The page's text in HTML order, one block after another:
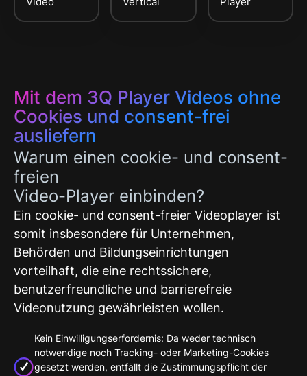
Mit dem 3Q Player Videos ohne
Cookies und consent-frei
ausliefern
Warum einen cookie- und consent-
freien
Video-Player einbinden?
Ein cookie- und consent-freier Videoplayer ist
somit insbesondere für Unternehmen,
Behörden und Bildungseinrichtungen
vorteilhaft, die eine rechtssichere,
benutzerfreundliche und barrierefreie
Videonutzung gewährleisten wollen.
Kein Einwilligungserfordernis: Da weder technisch
notwendige noch Tracking- oder Marketing-Cookies
gesetzt werden, entfällt die Zustimmungspflicht der